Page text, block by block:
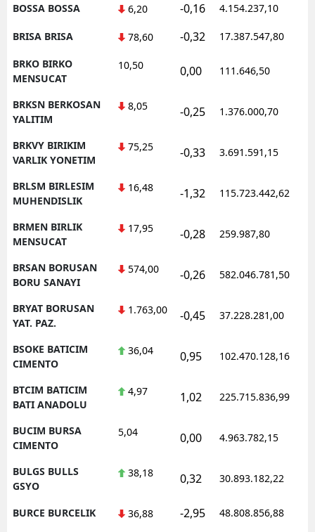
BOSSA BOSSA 6,20 -0,16 4.154.237,10
BRISA BRISA 78,60 -0,32 17.387.547,80
BRKO BIRKO
MENSUCAT
10,50 0,00 111.646,50
BRKSN BERKOSAN
YALITIM
8,05 -0,25 1.376.000,70
BRKVY BIRIKIM
VARLIK YONETIM
75,25 -0,33 3.691.591,15
BRLSM BIRLESIM
MUHENDISLIK
16,48 -1,32 115.723.442,62
BRMEN BIRLIK
MENSUCAT
17,95 -0,28 259.987,80
BRSAN BORUSAN
BORU SANAYI
574,00 -0,26 582.046.781,50
BRYAT BORUSAN
YAT. PAZ.
1.763,00 -0,45 37.228.281,00
BSOKE BATICIM
CIMENTO
36,04 0,95 102.470.128,16
BTCIM BATICIM
BATI ANADOLU
4,97 1,02 225.715.836,99
BUCIM BURSA
CIMENTO
5,04 0,00 4.963.782,15
BULGS BULLS
GSYO
38,18 0,32 30.893.182,22
BURCE BURCELIK 36,88 -2,95 48.808.856,88